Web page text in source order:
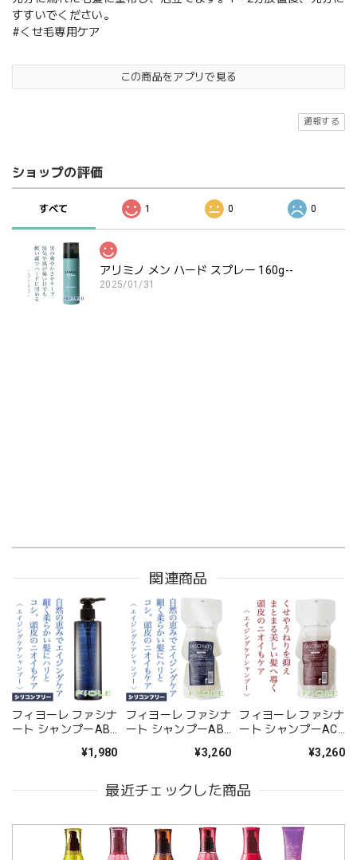
すすいでください。
#くせ毛専用ケア
この商品をアプリで見る
通報する
ショップの評価
すべて 1 0 0
アリミノ メン ハード スプレー 160g--
2025/01/31
関連商品
フィヨーレ ファシナ
ート シャンプーAB
¥1,980
フィヨーレ ファシナ
ート シャンプーAB
¥3,260
フィヨーレ ファシナ
ート シャンプーAC
¥3,260
最近チェックした商品